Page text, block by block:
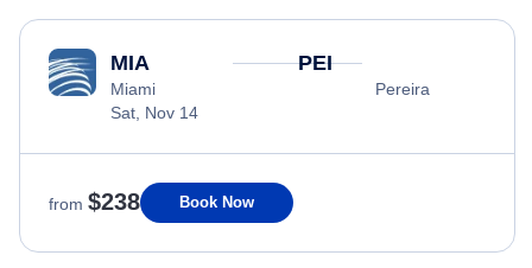
MIA
Miami
Sat, Nov 14
PEI
Pereira
from $238 Book Now